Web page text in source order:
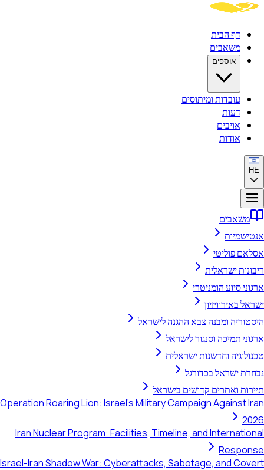
דף הבית
משאבים
אוספים
עובדות ומיתוסים
דעות
אויבים
אודות
HE
משאבים
אנטישמיות
אסלאם פוליטי
ריבונות ישראלית
ארגוני סיוע הומניטרי
ישראל באירוויזיון
היסטוריה ומבנה צבא ההגנה לישראל
ארגוני תמיכה וסנגור לישראל
טכנולוגיה וחדשנות ישראלית
נבחרת ישראל בכדורגל
תיירות ואתרים קדושים בישראל
Operation Roaring Lion: Israel's Military Campaign Against Iran
2026
Iran Nuclear Program: Facilities, Timeline, and International
Response
Israel-Iran Shadow War: Cyberattacks, Sabotage, and Covert